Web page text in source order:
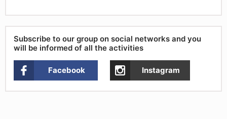
Subscribe to our group on social networks and you
will be informed of all the activities
Facebook Instagram